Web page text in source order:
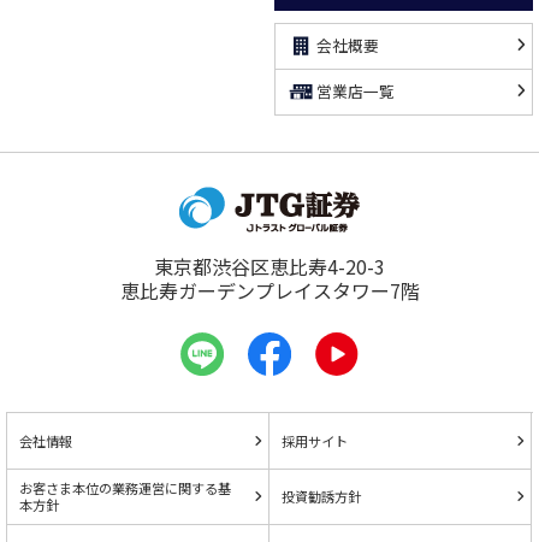
会社概要
営業店一覧
東京都渋谷区恵比寿4-20-3
恵比寿ガーデンプレイスタワー7階
会社情報 採用サイト
お客さま本位の業務運営に関する基
本方針
投資勧誘方針